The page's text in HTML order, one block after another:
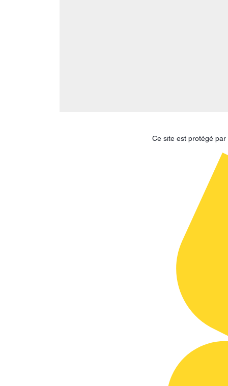
Ce site est protégé